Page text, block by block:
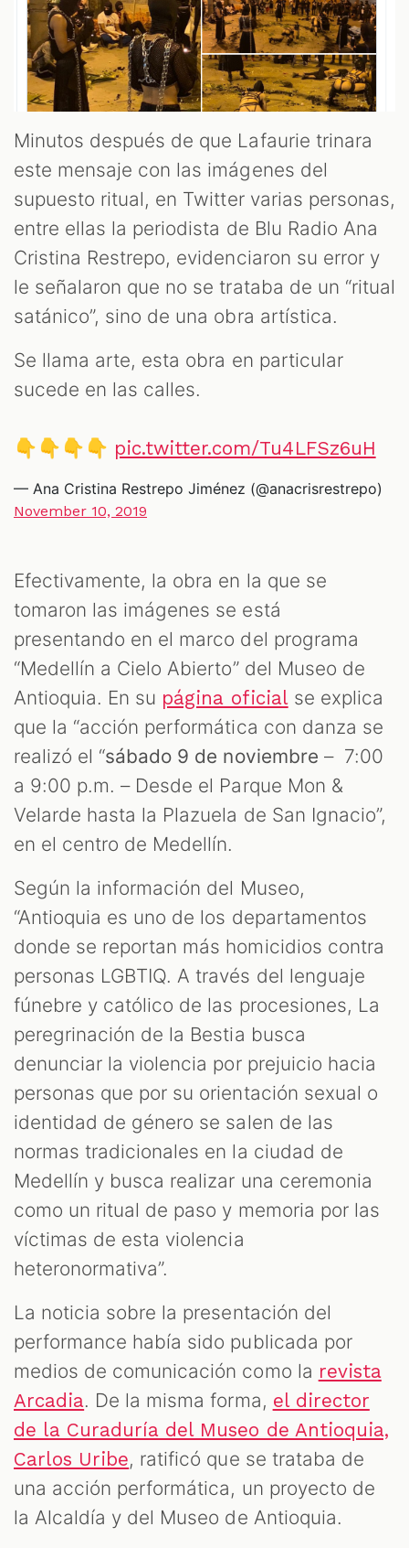
Minutos después de que Lafaurie trinara
este mensaje con las imágenes del
supuesto ritual, en Twitter varias personas,
entre ellas la periodista de Blu Radio Ana
Cristina Restrepo, evidenciaron su error y
le señalaron que no se trataba de un “ritual
satánico”, sino de una obra artística.
Se llama arte, esta obra en particular
sucede en las calles.
👇👇👇👇 pic.twitter.com/Tu4LFSz6uH
— Ana Cristina Restrepo Jiménez (@anacrisrestrepo)
November 10, 2019
Efectivamente, la obra en la que se
tomaron las imágenes se está
presentando en el marco del programa
“Medellín a Cielo Abierto” del Museo de
Antioquia. En su página oficialse explica
que la “acción performática con danza se
realizó el “sábado 9 de noviembre – 7:00
a 9:00 p.m. – Desde el Parque Mon &
Velarde hasta la Plazuela de San Ignacio”,
en el centro de Medellín.
Según la información del Museo,
“Antioquia es uno de los departamentos
donde se reportan más homicidios contra
personas LGBTIQ. A través del lenguaje
fúnebre y católico de las procesiones, La
peregrinación de la Bestia busca
denunciar la violencia por prejuicio hacia
personas que por su orientación sexual o
identidad de género se salen de las
normas tradicionales en la ciudad de
Medellín y busca realizar una ceremonia
como un ritual de paso y memoria por las
víctimas de esta violencia
heteronormativa”.
La noticia sobre la presentación del
performance había sido publicada por
medios de comunicación como la revista
Arcadia. De la misma forma, el director
de la Curaduría del Museo de Antioquia,
Carlos Uribe, ratificó que se trataba de
una acción performática, un proyecto de
la Alcaldía y del Museo de Antioquia.